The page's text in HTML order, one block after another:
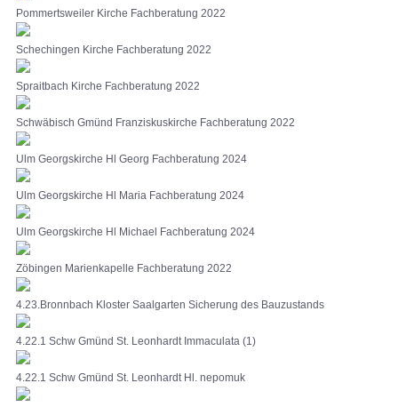
Pommertsweiler Kirche Fachberatung 2022
Schechingen Kirche Fachberatung 2022
Spraitbach Kirche Fachberatung 2022
Schwäbisch Gmünd Franziskuskirche Fachberatung 2022
Ulm Georgskirche Hl Georg Fachberatung 2024
Ulm Georgskirche Hl Maria Fachberatung 2024
Ulm Georgskirche Hl Michael Fachberatung 2024
Zöbingen Marienkapelle Fachberatung 2022
4.23.Bronnbach Kloster Saalgarten Sicherung des Bauzustands
4.22.1 Schw Gmünd St. Leonhardt Immaculata (1)
4.22.1 Schw Gmünd St. Leonhardt Hl. nepomuk